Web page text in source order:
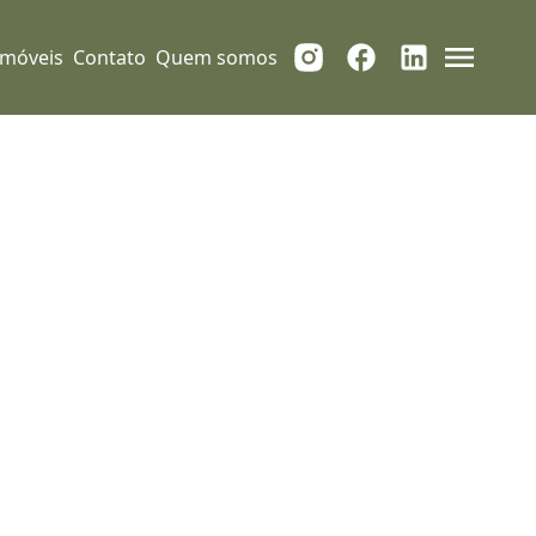
Contato Quem somos